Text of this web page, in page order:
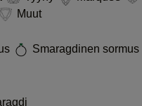
Muut
Smaragdinen sormus